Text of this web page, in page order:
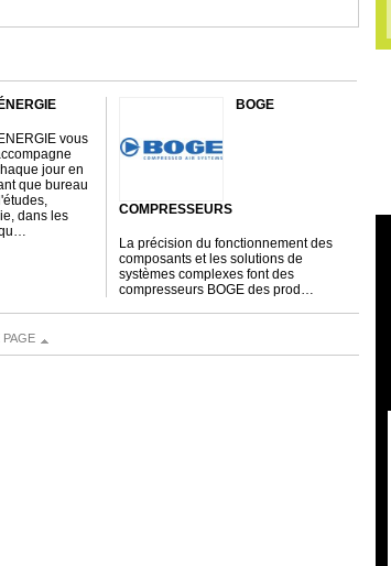
IÉNERGIE
IENERGIE vous
jour en
que bureau
dans les
BOGE
COMPRESSEURS
La précision du fonctionnement des
composants et les solutions de
systèmes complexes font des
compresseurs BOGE des prod…
PAGE